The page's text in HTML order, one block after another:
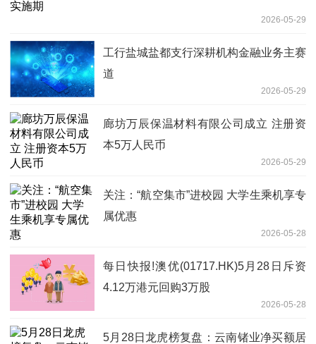
2026-05-29
工行盐城盐都支行深耕机构金融业务主赛
道
2026-05-29
廊坊万辰保温材料有限公司成立 注册资
本5万人民币
2026-05-29
关注：“航空集市”进校园 大学生乘机享专
属优惠
2026-05-28
每日快报!澳优(01717.HK)5月28日斥资
4.12万港元回购3万股
2026-05-28
5月28日龙虎榜复盘：云南锗业净买额居